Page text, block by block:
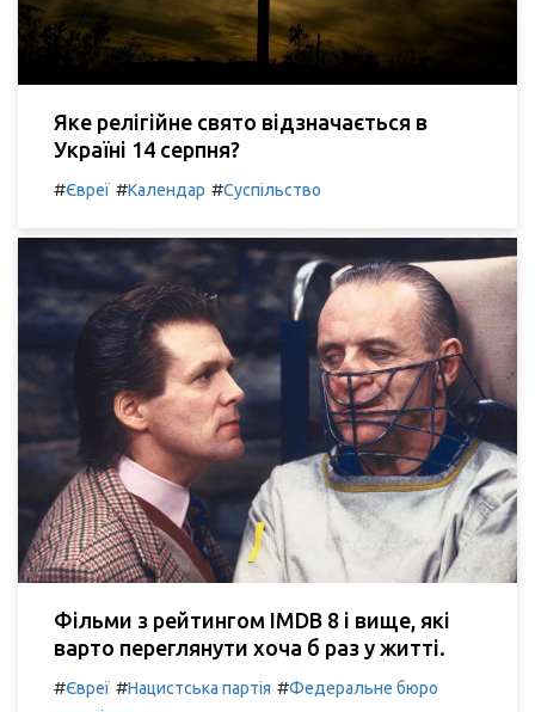
Яке релігійне свято відзначається в
Україні 14 серпня?
#Євреї #Календар #Суспільство
Фільми з рейтингом IMDB 8 і вище, які
варто переглянути хоча б раз у житті.
#Євреї #Нацистська партія #Федеральне бюро